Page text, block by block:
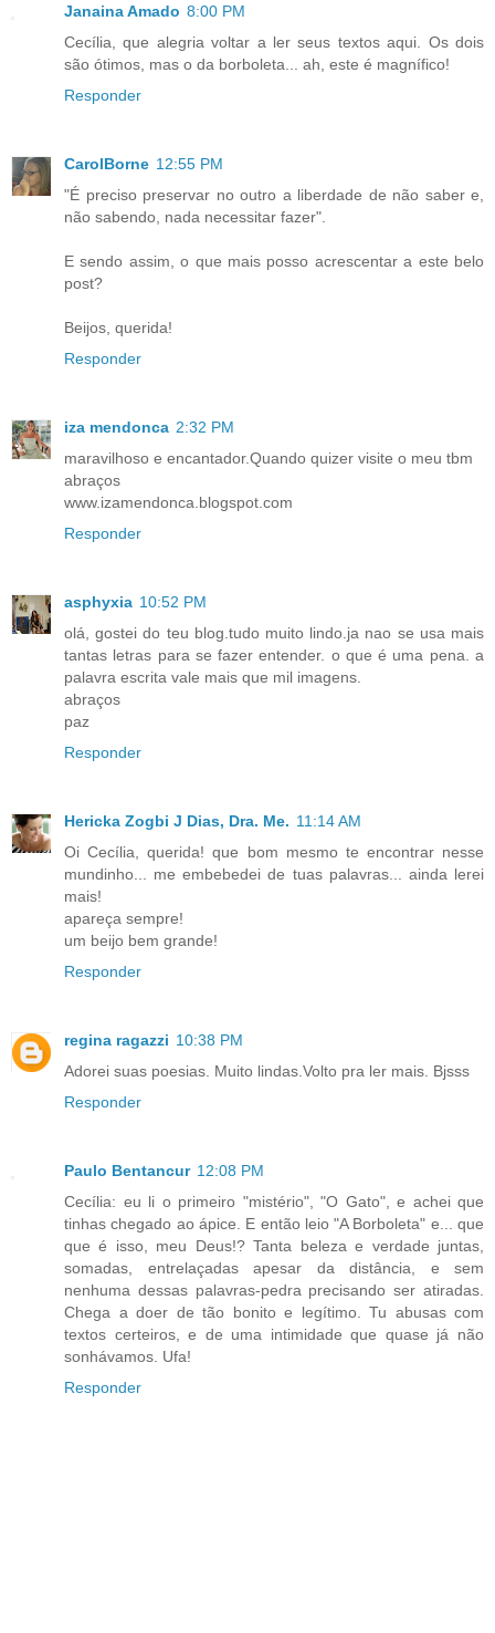
Janaina Amado 8:00 PM
Cecília, que alegria voltar a ler seus textos aqui. Os dois
são ótimos, mas o da borboleta... ah, este é magnífico!
Responder
CarolBorne 12:55 PM
"É preciso preservar no outro a liberdade de não saber e,
não sabendo, nada necessitar fazer".
E sendo assim, o que mais posso acrescentar a este belo
post?
Beijos, querida!
Responder
iza mendonca 2:32 PM
maravilhoso e encantador.Quando quizer visite o meu tbm
abraços
www.izamendonca.blogspot.com
Responder
asphyxia 10:52 PM
olá, gostei do teu blog.tudo muito lindo.ja nao se usa mais
tantas letras para se fazer entender. o que é uma pena. a
palavra escrita vale mais que mil imagens.
abraços
paz
Responder
Hericka Zogbi J Dias, Dra. Me. 11:14 AM
Oi Cecília, querida! que bom mesmo te encontrar nesse
mundinho... me embebedei de tuas palavras... ainda lerei
mais!
apareça sempre!
um beijo bem grande!
Responder
regina ragazzi 10:38 PM
Adorei suas poesias. Muito lindas.Volto pra ler mais. Bjsss
Responder
Paulo Bentancur 12:08 PM
Cecília: eu li o primeiro "mistério", "O Gato", e achei que
tinhas chegado ao ápice. E então leio "A Borboleta" e... que
que é isso, meu Deus!? Tanta beleza e verdade juntas,
somadas, entrelaçadas apesar da distância, e sem
nenhuma dessas palavras-pedra precisando ser atiradas.
Chega a doer de tão bonito e legítimo. Tu abusas com
textos certeiros, e de uma intimidade que quase já não
sonhávamos. Ufa!
Responder